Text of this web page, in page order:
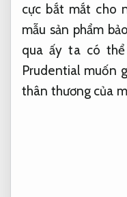
cực bắt mắt cho
mẫu sản phẩm
qua ấy ta có
Prudential muốn
thân thương của